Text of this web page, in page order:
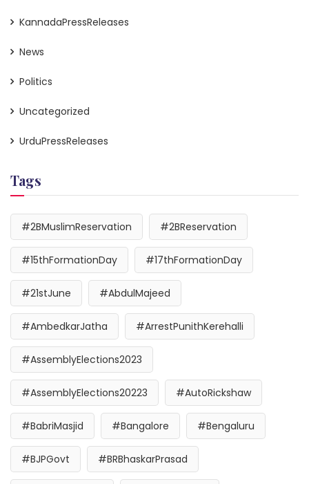
KannadaPressReleases
News
Politics
Uncategorized
UrduPressReleases
Tags
#2BMuslimReservation #2BReservation
#15thFormationDay #17thFormationDay
#21stJune #AbdulMajeed
#AmbedkarJatha #ArrestPunithKerehalli
#AssemblyElections2023
#AssemblyElections20223 #AutoRickshaw
#BabriMasjid #Bangalore #Bengaluru
#BJPGovt #BRBhaskarPrasad